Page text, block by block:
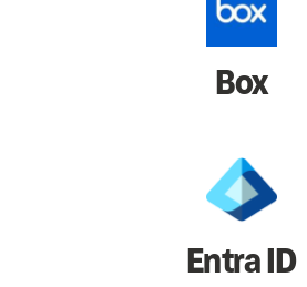
Box
Entra ID